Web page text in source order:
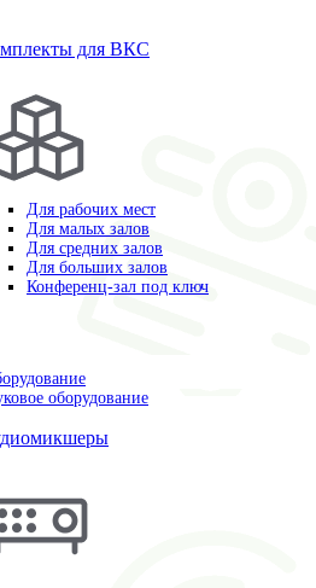
для ВКС
Для рабочих мест
Для малых залов
Для средних залов
Для больших залов
Конференц-зал под ключ
оборудование